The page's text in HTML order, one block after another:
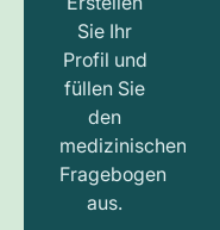
Sie Ihr
Profil und
füllen Sie
den
medizinischen
Fragebogen
aus.